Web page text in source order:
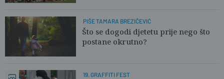
PIŠE TAMARA BREZIČEVIĆ
Što se dogodi djetetu prije nego što
postane okrutno?
19. GRAFFITI FEST